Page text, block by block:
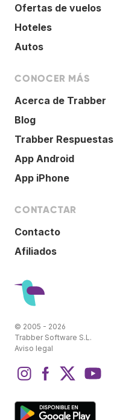
Ofertas de vuelos
Hoteles
Autos
CONOCER MÁS
Acerca de Trabber
Blog
Trabber Respuestas
App Android
App iPhone
CONTACTAR
Contacto
Afiliados
© 2005 - 2026
Trabber Software S.L.
Aviso legal